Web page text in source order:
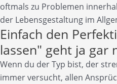
oftmals zu Problemen
der Lebensgestaltung im
Einfach den
lassen" geht ja gar
Wenn du der Typ bist, der
immer versucht, allen